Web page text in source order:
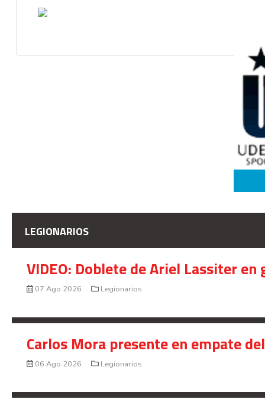
LEGIONARIOS
VIDEO: Doblete de Ariel Lassiter
07 Ago 2026 Legionarios
Carlos Mora presente en empate
06 Ago 2026 Legionarios